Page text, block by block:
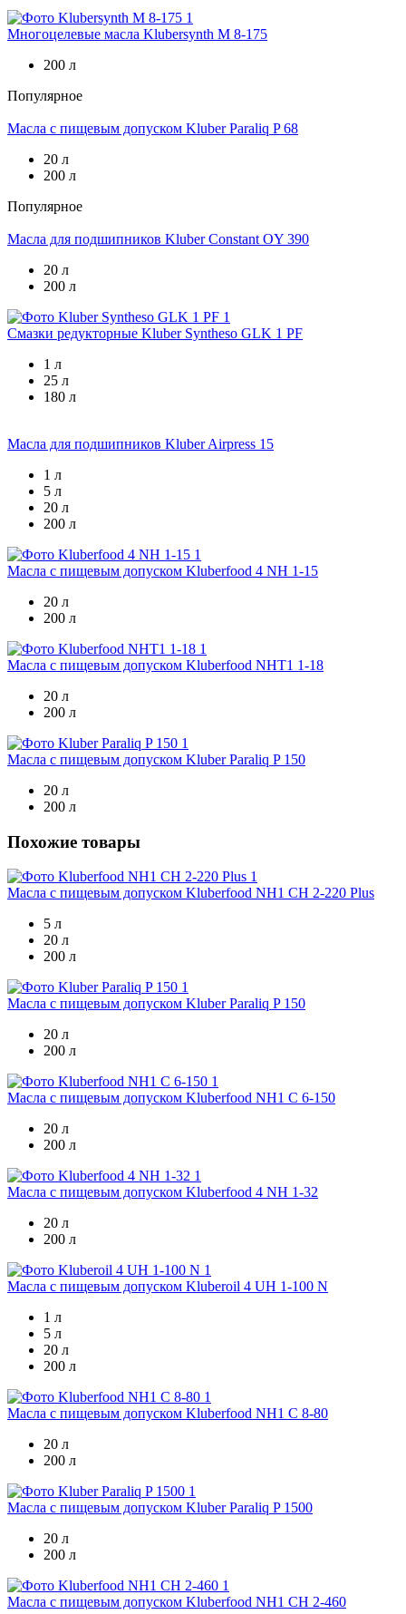
Многоцелевые масла Klubersynth M 8-175
200 л
Популярное
Масла с пищевым допуском Kluber Paraliq P 68
20 л
200 л
Популярное
Масла для подшипников Kluber Constant OY 390
20 л
200 л
Смазки редукторные Kluber Syntheso GLK 1 PF
1 л
25 л
180 л
Масла для подшипников Kluber Airpress 15
1 л
5 л
20 л
200 л
Масла с пищевым допуском Kluberfood 4 NH 1-15
20 л
200 л
Масла с пищевым допуском Kluberfood NHT1 1-18
20 л
200 л
Масла с пищевым допуском Kluber Paraliq P 150
20 л
200 л
Похожие товары
Масла с пищевым допуском Kluberfood NH1 CH 2-220 Plus
5 л
20 л
200 л
Масла с пищевым допуском Kluber Paraliq P 150
20 л
200 л
Масла с пищевым допуском Kluberfood NH1 C 6-150
20 л
200 л
Масла с пищевым допуском Kluberfood 4 NH 1-32
20 л
200 л
Масла с пищевым допуском Kluberoil 4 UH 1-100 N
1 л
5 л
20 л
200 л
Масла с пищевым допуском Kluberfood NH1 C 8-80
20 л
200 л
Масла с пищевым допуском Kluber Paraliq P 1500
20 л
200 л
Масла с пищевым допуском Kluberfood NH1 CH 2-460